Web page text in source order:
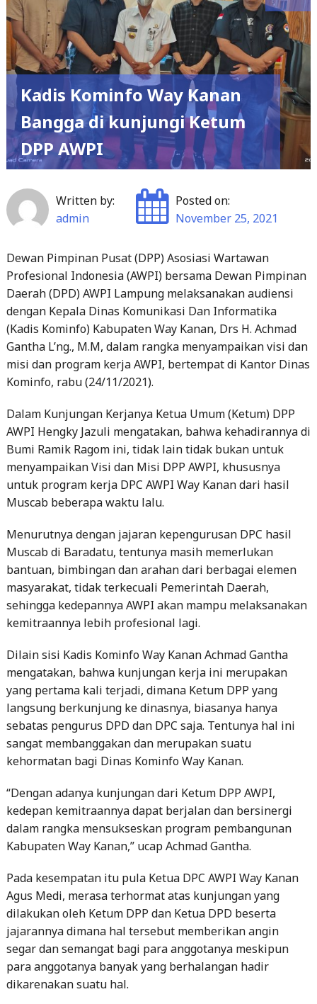
Kadis Kominfo Way Kanan
Bangga di kunjungi Ketum
DPP AWPI
Written by:
admin
Posted on:
November 25, 2021
Dewan Pimpinan Pusat (DPP) Asosiasi Wartawan
Profesional Indonesia (AWPI) bersama Dewan Pimpinan
Daerah (DPD) AWPI Lampung melaksanakan audiensi
dengan Kepala Dinas Komunikasi Dan Informatika
(Kadis Kominfo) Kabupaten Way Kanan, Drs H. Achmad
Gantha L’ng., M.M, dalam rangka menyampaikan visi dan
misi dan program kerja AWPI, bertempat di Kantor Dinas
Kominfo, rabu (24/11/2021).
Dalam Kunjungan Kerjanya Ketua Umum (Ketum) DPP
AWPI Hengky Jazuli mengatakan, bahwa kehadirannya di
Bumi Ramik Ragom ini, tidak lain tidak bukan untuk
menyampaikan Visi dan Misi DPP AWPI, khususnya
untuk program kerja DPC AWPI Way Kanan dari hasil
Muscab beberapa waktu lalu.
Menurutnya dengan jajaran kepengurusan DPC hasil
Muscab di Baradatu, tentunya masih memerlukan
bantuan, bimbingan dan arahan dari berbagai elemen
masyarakat, tidak terkecuali Pemerintah Daerah,
sehingga kedepannya AWPI akan mampu melaksanakan
kemitraannya lebih profesional lagi.
Dilain sisi Kadis Kominfo Way Kanan Achmad Gantha
mengatakan, bahwa kunjungan kerja ini merupakan
yang pertama kali terjadi, dimana Ketum DPP yang
langsung berkunjung ke dinasnya, biasanya hanya
sebatas pengurus DPD dan DPC saja. Tentunya hal ini
sangat membanggakan dan merupakan suatu
kehormatan bagi Dinas Kominfo Way Kanan.
“Dengan adanya kunjungan dari Ketum DPP AWPI,
kedepan kemitraannya dapat berjalan dan bersinergi
dalam rangka mensukseskan program pembangunan
Kabupaten Way Kanan,” ucap Achmad Gantha.
Pada kesempatan itu pula Ketua DPC AWPI Way Kanan
Agus Medi, merasa terhormat atas kunjungan yang
dilakukan oleh Ketum DPP dan Ketua DPD beserta
jajarannya dimana hal tersebut memberikan angin
segar dan semangat bagi para anggotanya meskipun
para anggotanya banyak yang berhalangan hadir
dikarenakan suatu hal.